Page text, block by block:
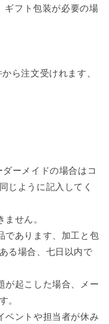
ギフト包装が必要の場
ら注文受けれます、
ーメイドの場合はコ
じように記入してく
せん。
であります、加工と包
る場合、七日以内で
が起こした場合、メー
。
ベントや担当者が休み